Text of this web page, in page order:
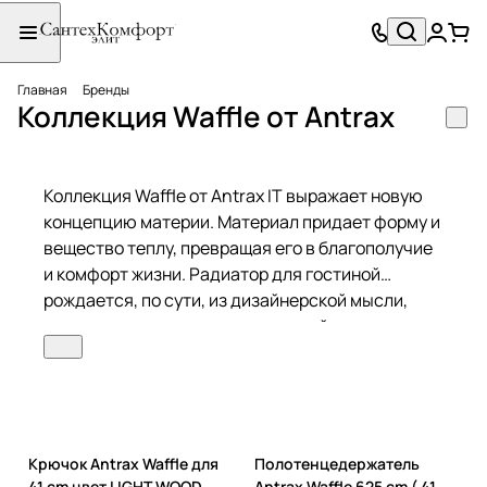
Главная Бренды
Коллекция Waffle от Antrax
Коллекция Waffle от Antrax IT выражает новую
концепцию материи. Материал придает форму и
вещество теплу, превращая его в благополучие
и комфорт жизни. Радиатор для гостиной
рождается, по сути, из дизайнерской мысли,
которая направлена на идеальный синтез
между техническим элементом, способным
пригодного для вторичной переработки, Waffle
Крючок Antrax Waffle для
Полотенцедержатель